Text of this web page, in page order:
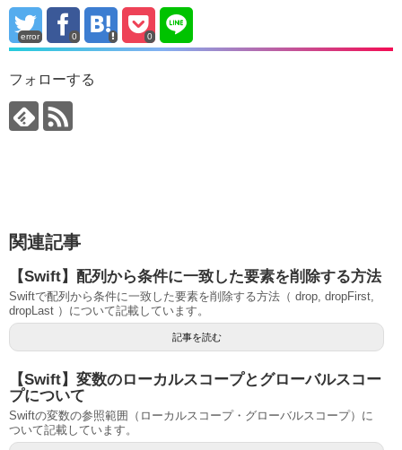
error 0 0
フォローする
関連記事
【Swift】配列から条件に一致した要素を削除する方法
Swiftで配列から条件に一致した要素を削除する方法（ drop, dropFirst,
dropLast ）について記載しています。
記事を読む
【Swift】変数のローカルスコープとグローバルスコー
プについて
Swiftの変数の参照範囲（ローカルスコープ・グローバルスコープ）に
ついて記載しています。